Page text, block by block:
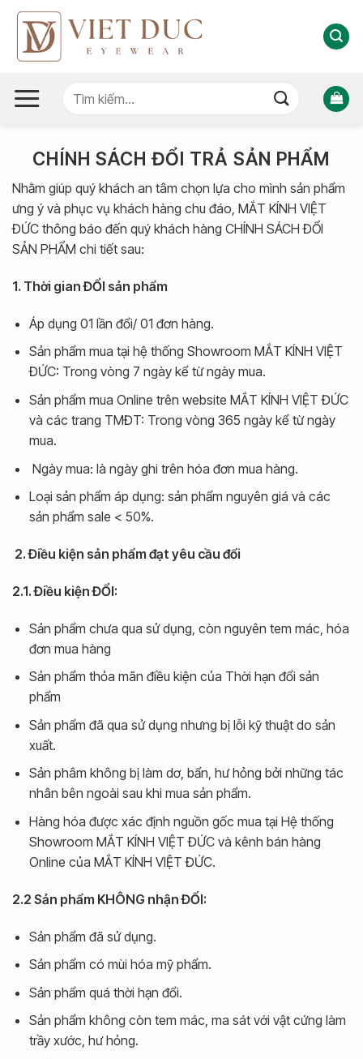
Tìm
CHÍNH SÁCH ĐỔI TRẢ SẢN PHẨM
Nhằm giúp quý khách an tâm chọn lựa cho mình sản phẩm
ưng ý và phục vụ khách hàng chu đáo, MẮT KÍNH VIỆT
ĐỨC thông báo đến quý khách hàng CHÍNH SÁCH ĐỔI
SẢN PHẨM chi tiết sau:
1. Thời gian ĐỔI sản phẩm
Áp dụng 01 lần đổi/ 01 đơn hàng.
Sản phẩm mua tại hệ thống Showroom MẮT KÍNH VIỆT
ĐỨC: Trong vòng 7 ngày kể từ ngày mua.
Sản phẩm mua Online trên website MẮT KÍNH VIỆT ĐỨC
và các trang TMĐT: Trong vòng 365 ngày kể từ ngày
mua.
Ngày mua: là ngày ghi trên hóa đơn mua hàng.
Loại sản phẩm áp dụng: sản phẩm nguyên giá và các
sản phẩm sale < 50%.
2. Điều kiện sản phẩm đạt yêu cầu đổi
2.1. Điều kiện ĐỔI:
Sản phẩm chưa qua sử dụng, còn nguyên tem mác, hóa
đơn mua hàng
Sản phẩm thỏa mãn điều kiện của Thời hạn đổi sản
phẩm
Sản phẩm đã qua sử dụng nhưng bị lỗi kỹ thuật do sản
xuất.
Sản phâm không bị làm dơ, bẩn, hư hỏng bởi những tác
nhân bên ngoài sau khi mua sản phẩm.
Hàng hóa được xác định nguồn gốc mua tại Hệ thống
Showroom MẮT KÍNH VIỆT ĐỨC và kênh bán hàng
Online của MẮT KÍNH VIỆT ĐỨC.
2.2 Sản phẩm KHÔNG nhận ĐỔI:
Sản phẩm đã sử dụng.
Sản phẩm có mùi hóa mỹ phẩm.
Sản phẩm quá thời hạn đổi.
Sản phẩm không còn tem mác, ma sát với vật cứng làm
trầy xước, hư hỏng.